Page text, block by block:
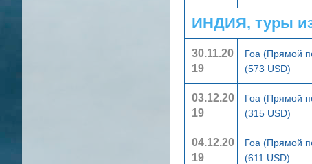
ИНДИЯ, туры
30.11.20
19
Гоа (Прямой
(573 USD)
03.12.20
19
Гоа (Прямой
(315 USD)
04.12.20
19
Гоа (Прямой
(611 USD)